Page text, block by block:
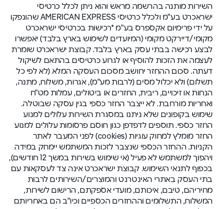
השירות מותנה בהרשמה מראש והוא ניתן לכלל כרטיסי
ישראכרט בע"מ ולכלל כרטיסי AMERICAN EXPRESS שהונפקו
על ידי פרימיום אקספרס בע"מ *רכישות בכרטיסי ישראכרט
מקומי/דיירקט מקומי (המיועדים לשימוש בארץ בלבד) יאפשרו
לבצע רכישה בבתי עסק בארץ בלבד. קבוצת ישראכרט שומרת
לעצמה את הזכות להוסיף או לגרוע כרטיסים בהתאם לשיקול
דעתה. סכום ההחזר יחושב מסכום העסקה המלא (לא לפי כל
תשלום) ולא יכלול מסים (לרבות מע"מ), אגרות, משלוח, מתנה,
הנחות או זיכויים, ריבית, החזרים או ביטולים, עמלות מט"ח
ואחריות מורחבת. לא ייצבר החזר כספי בגין עסקה שבוטלה.
שימוש בקופונים שלא ניתנו במסגרת השירות עלולים למנוע
החזר כספי. תוספים לדפדפן כגון חוסם פרסומות עלולים למנוע
החזר מומלץ למחוק עוגיות (cookies) לפני המעבר לאתר
הקניות. ההחזר הכספי שנצבר לזכות המשתמש יימחק במידה
ויהפוך למשתמש לא פעיל (אי שימוש בשירות במשך 12 חודשים),
בכפוף לתנאי השימוש. קבוצת ישראכרט אינה צד לעסקאות עם
בתי העסק באתרי האינטרנט והמוצרים/השירותים לרבות
מחיריהם, טיבם, איכותם, מועדי אספקתם, הרישום לשירות,
המשלוח, התשלומים וההחזרים הכספיים וכיו"ב הם באחריותם